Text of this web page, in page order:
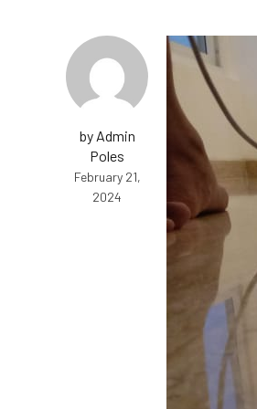
by Admin
Poles
February 21,
2024